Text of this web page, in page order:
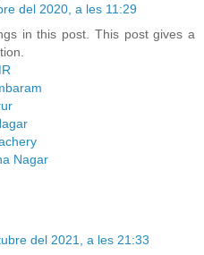
del 2020, a les 11:29
in this post. This post gives a
Nagar
del 2021, a les 21:33